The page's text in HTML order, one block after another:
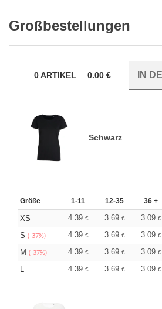
Großbestellungen
0ARTIKEL 0.00 €
Schwarz
Größe 1-11 12-35 36 +
XS 4.39 € 3.69 € 3.09 €
S (-37%) 4.39 € 3.69 € 3.09 €
M (-37%) 4.39 € 3.69 € 3.09 €
L
4.39 € 3.69 € 3.09 €